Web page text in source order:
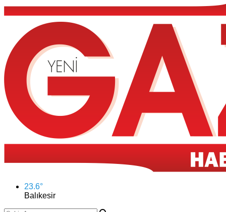
23.6°
Balıkesir